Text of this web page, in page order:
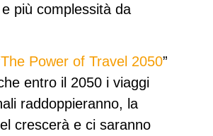
più complessità da
The Power of Travel 2050”
entro il 2050 i viaggi
raddoppieranno, la
crescerà e ci saranno